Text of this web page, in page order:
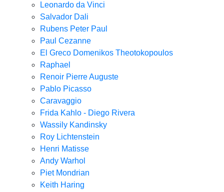
Leonardo da Vinci
Salvador Dali
Rubens Peter Paul
Paul Cezanne
El Greco Domenikos Theotokopoulos
Raphael
Renoir Pierre Auguste
Pablo Picasso
Caravaggio
Frida Kahlo - Diego Rivera
Wassily Kandinsky
Roy Lichtenstein
Henri Matisse
Andy Warhol
Piet Mondrian
Keith Haring